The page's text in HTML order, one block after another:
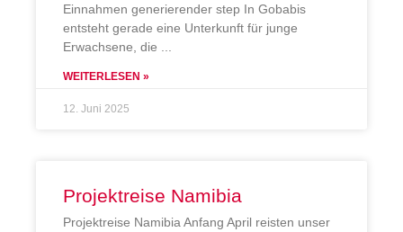
Einnahmen generierender step In Gobabis
entsteht gerade eine Unterkunft für junge
Erwachsene, die
WEITERLESEN »
12. Juni 2025
Projektreise Namibia
Projektreise Namibia Anfang April reisten unser